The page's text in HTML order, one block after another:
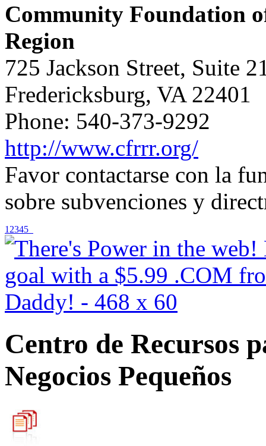
Community Foundation
Region
725 Jackson Street, Suite
Fredericksburg, VA 22401
Phone: 540-373-9292
http://www.cfrrr.org/
Favor contactarse con la
sobre subvenciones y
1 2345
Centro de Recursos
Negocios Pequeños